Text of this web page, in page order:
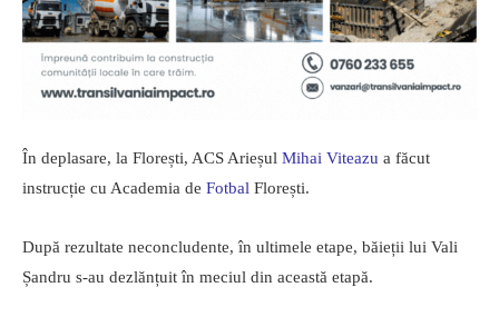
În deplasare, la Florești, ACS Arieșul Mihai Viteazu a făcut
instrucție cu Academia de Fotbal Florești.
După rezultate neconcludente, în ultimele etape, băieții lui Vali
Șandru s-au dezlănțuit în meciul din această etapă.